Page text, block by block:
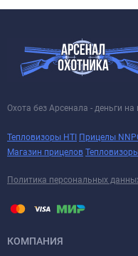
Охота без Арсенала - деньги
Тепловизоры HTI Прицелы
Магазин прицелов
Политика персональных
КОМПАНИЯ